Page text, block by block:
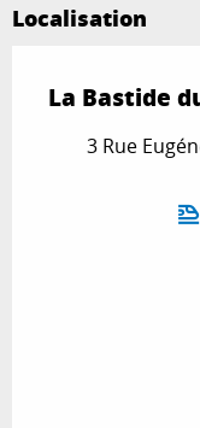
Localisation
La Bastide
3 Rue